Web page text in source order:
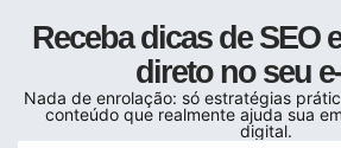
Receba dicas de SEO
direto no seu
Nada de enrolação: só estratégias
conteúdo que realmente ajuda sua
digital.